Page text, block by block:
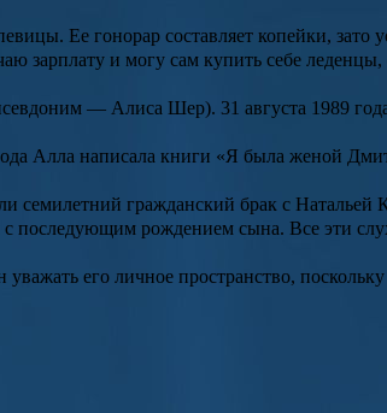
Ее гонорар составляет копейки, зато
зарплату и могу сам купить себе
— Алиса Шер). 31 августа 1989
Алла написала книги «Я была женой
семилетний гражданский брак с Натальей
последующим рождением сына. Все эти
его личное пространство,